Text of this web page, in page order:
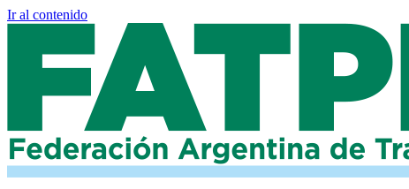
Ir al contenido